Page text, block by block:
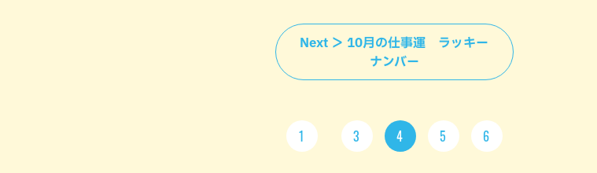
Next ＞ 10月の仕事運 ラッキー
ナンバー
1 3 4 5 6